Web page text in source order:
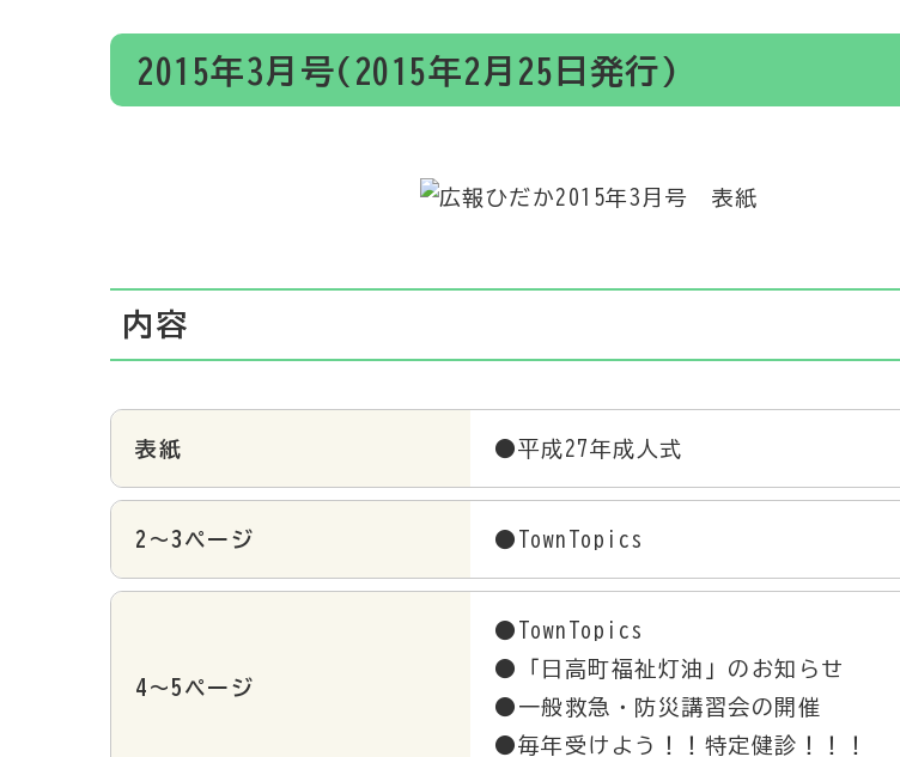
2015年3月号(2015年2月25日発行)
内容
表紙 ●平成27年成人式
2～3ページ ●TownTopics
4～5ページ
●TownTopics
●「日高町福祉灯油」のお知らせ
●一般救急・防災講習会の開催
●毎年受けよう！！特定健診！！！